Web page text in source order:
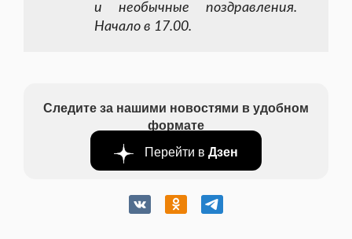
и необычные поздравления.
Начало в 17.00.
Следите за нашими новостями в удобном
формате
Перейти в Дзен